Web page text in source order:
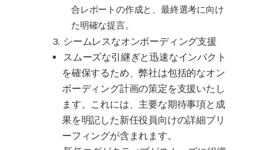
合レポートの作成と、最終選考に向け
た明確な提言。
シームレスなオンボーディング支援
スムーズな引継ぎと迅速なインパクト
を確保するため、弊社は包括的なオン
ボーディング計画の策定を支援いたし
ます。これには、主要な期待事項と成
果を明記した新任役員向けの詳細ブリ
ーフィングが含まれます。